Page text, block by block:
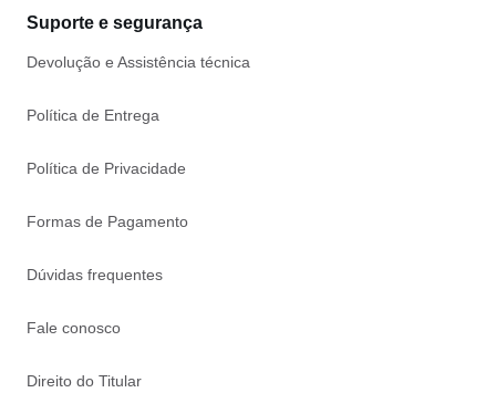
Suporte e segurança
Devolução e Assistência técnica
Política de Entrega
Política de Privacidade
Formas de Pagamento
Dúvidas frequentes
Fale conosco
Direito do Titular